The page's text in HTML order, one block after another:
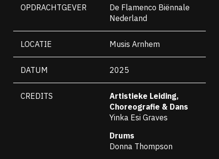
OPDRACHTGEVER
De Flamenco Biënnale
Nederland
LOCATIE Musis Arnhem
DATUM 2025
CREDITS
Artistieke Leiding,
Choreografie & Dans
Yinka Esi Graves
Drums
Donna Thompson